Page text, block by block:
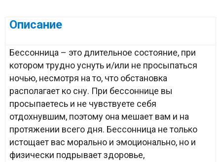
Описание
Бессонница – это длительное состояние, при
котором трудно уснуть и/или не просыпаться
ночью, несмотря на то, что обстановка
располагает ко сну. При бессоннице вы
просыпаетесь и не чувствуете себя
отдохнувшим, поэтому она мешает вам и на
протяжении всего дня. Бессонница не только
истощает вас морально и эмоционально, но и
физически подрывает здоровье,